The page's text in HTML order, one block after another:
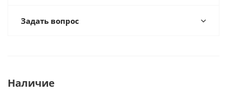
Задать вопрос
Наличие